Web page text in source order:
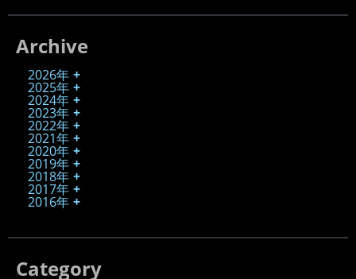
Archive
2026年
2025年
2024年
2023年
2022年
2021年
2020年
2019年
2018年
2017年
2016年
Category